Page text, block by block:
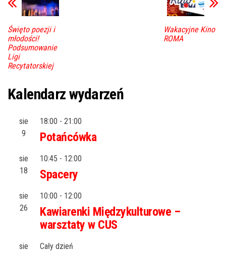
Święto poezji i
młodości!
Podsumowanie
Ligi
Recytatorskiej
Wakacyjne Kino
ROMA
Kalendarz wydarzeń
sie
9
18:00 - 21:00
Potańcówka
sie
18
10:45 - 12:00
Spacery
sie
26
10:00 - 12:00
Kawiarenki Międzykulturowe –
warsztaty w CUS
sie
Cały dzień